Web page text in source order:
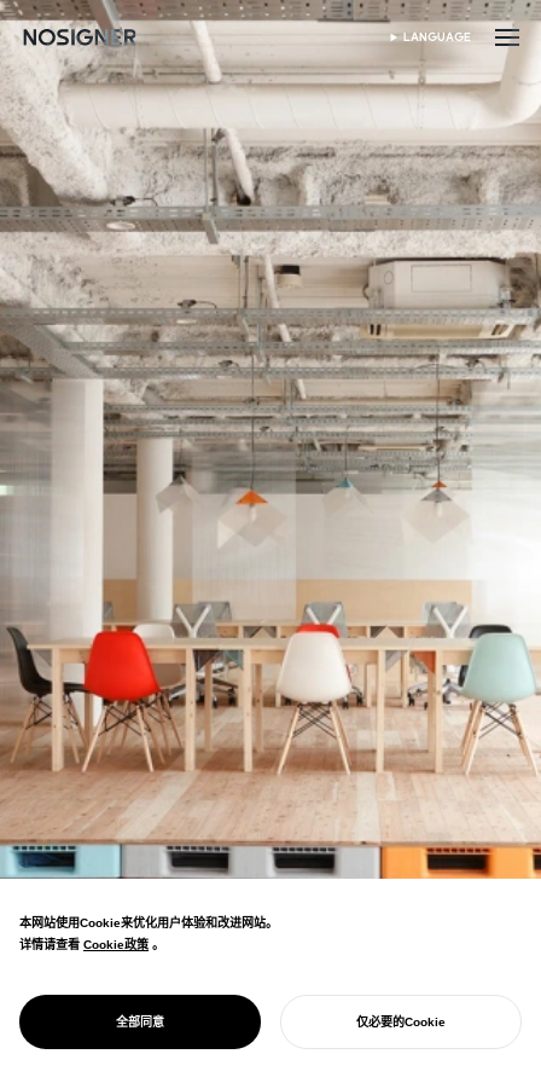
首页 SELECT LANGUAGE
LANGUAGE
MOZILLA
FACTORY SPACE
作为将空间设计开源化的划时代项目，被国内
外众多媒体报道
本网站使用Cookie来优化用户体验和改进网站。
详情请查看 Cookie政策
Cookie政策 。
全部同意 仅必要的Cookie